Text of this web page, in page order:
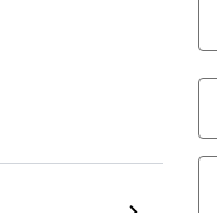
gian
dụng.